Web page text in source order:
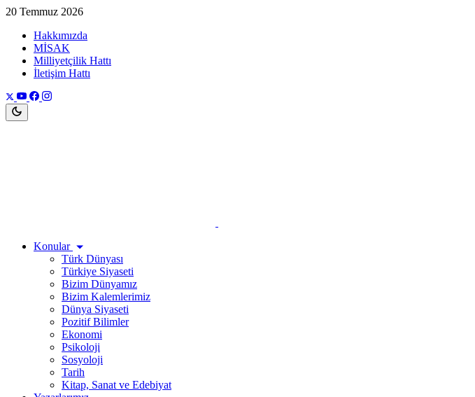
20 Temmuz 2026
Hakkımızda
MİSAK
Milliyetçilik Hattı
İletişim Hattı
Konular
Türk Dünyası
Türkiye Siyaseti
Bizim Dünyamız
Bizim Kalemlerimiz
Dünya Siyaseti
Pozitif Bilimler
Ekonomi
Psikoloji
Sosyoloji
Tarih
Kitap, Sanat ve Edebiyat